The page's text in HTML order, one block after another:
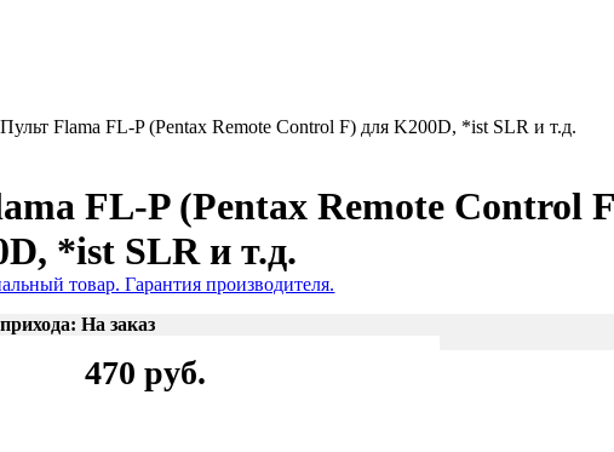
Пульт Flama FL-P (Pentax Remote Control F) для K200D, *ist SLR и т.д.
FL-P (Pentax Remote Control
*ist SLR и т.д.
товар. Гарантия производителя.
На заказ
470 руб.